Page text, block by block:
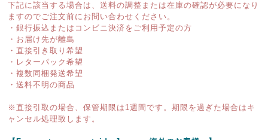
下記に該当する場合は、送料の調整または在庫の確認が必要になり
ますのでご注文前にお問い合わせください。
・銀行振込またはコンビニ決済をご利用予定の方
・お届け先が離島
・直接引き取り希望
・レターパック希望
・複数同梱発送希望
・送料不明の商品
※直接引取の場合、保管期限は1週間です。期限を過ぎた場合はキ
ャンセル処理致します。